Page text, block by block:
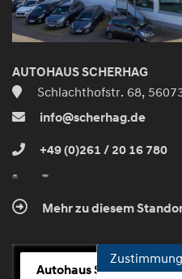
AUTOHAUS SCHERHAG
Schlachthofstr. 68,
info@scherhag.de
+49 (0)261 / 20 16 780
Mehr zu diesem
Autohaus Scherhag